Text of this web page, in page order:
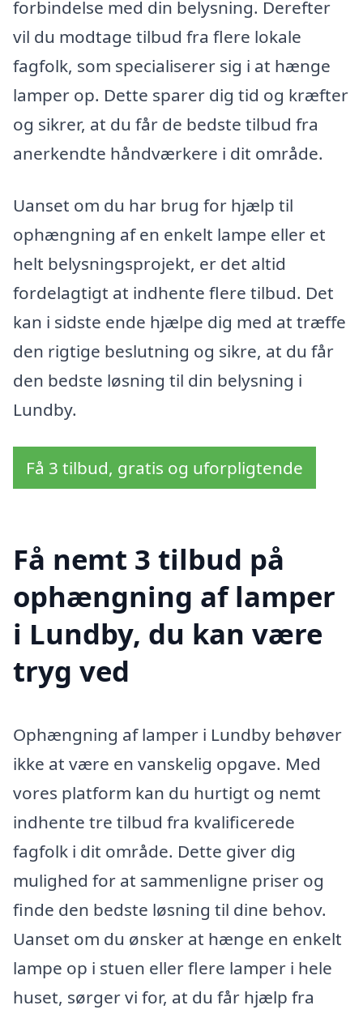
forbindelse med din belysning. Derefter
vil du modtage tilbud fra flere lokale
fagfolk, som specialiserer sig i at hænge
lamper op. Dette sparer dig tid og kræfter
og sikrer, at du får de bedste tilbud fra
anerkendte håndværkere i dit område.
Uanset om du har brug for hjælp til
ophængning af en enkelt lampe eller et
helt belysningsprojekt, er det altid
fordelagtigt at indhente flere tilbud. Det
kan i sidste ende hjælpe dig med at træffe
den rigtige beslutning og sikre, at du får
den bedste løsning til din belysning i
Lundby.
Få 3 tilbud, gratis og uforpligtende
Få nemt 3 tilbud på
ophængning af lamper
i Lundby, du kan være
tryg ved
Ophængning af lamper i Lundby behøver
ikke at være en vanskelig opgave. Med
vores platform kan du hurtigt og nemt
indhente tre tilbud fra kvalificerede
fagfolk i dit område. Dette giver dig
mulighed for at sammenligne priser og
finde den bedste løsning til dine behov.
Uanset om du ønsker at hænge en enkelt
lampe op i stuen eller flere lamper i hele
huset, sørger vi for, at du får hjælp fra